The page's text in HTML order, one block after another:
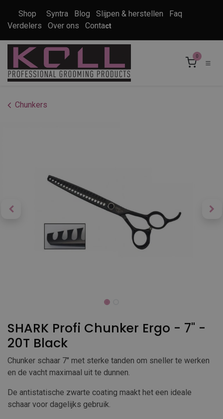
Shop Syntra Blog Slijpen & herstellen
Faq
Verdelers
Over ons Contact
0
Chunkers
SHARK Profi Chunker Ergo - 7" -
20T Black
Chunker schaar 7" met sterke tanden om sneller te werken
en de vacht maximaal uit te dunnen.
De antistatische zwarte coating maakt het een ideale
schaar voor dagelijks gebruik.